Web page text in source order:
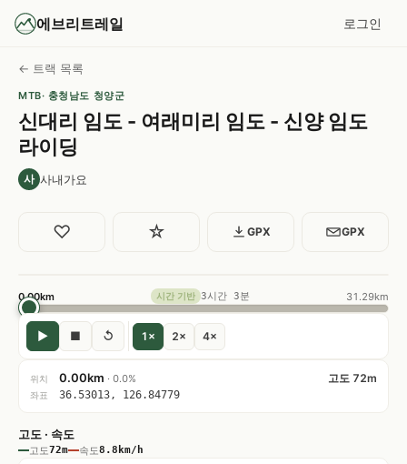
에브리트레일 로그인
← 트랙 목록
MTB· 충청남도 청양군
신대리 임도 - 여래미리 임도 - 신양 임도
라이딩
사 사내가요
♡ ☆ GPX GPX
0.00km 시간 기반 3시간 3분 31.29km
▶ ■ ↺ 1× 2× 4×
위치 0.00km · 0.0% 고도 72m
좌표 36.53013, 126.84779
고도 · 속도
고도72m 속도8.8km/h